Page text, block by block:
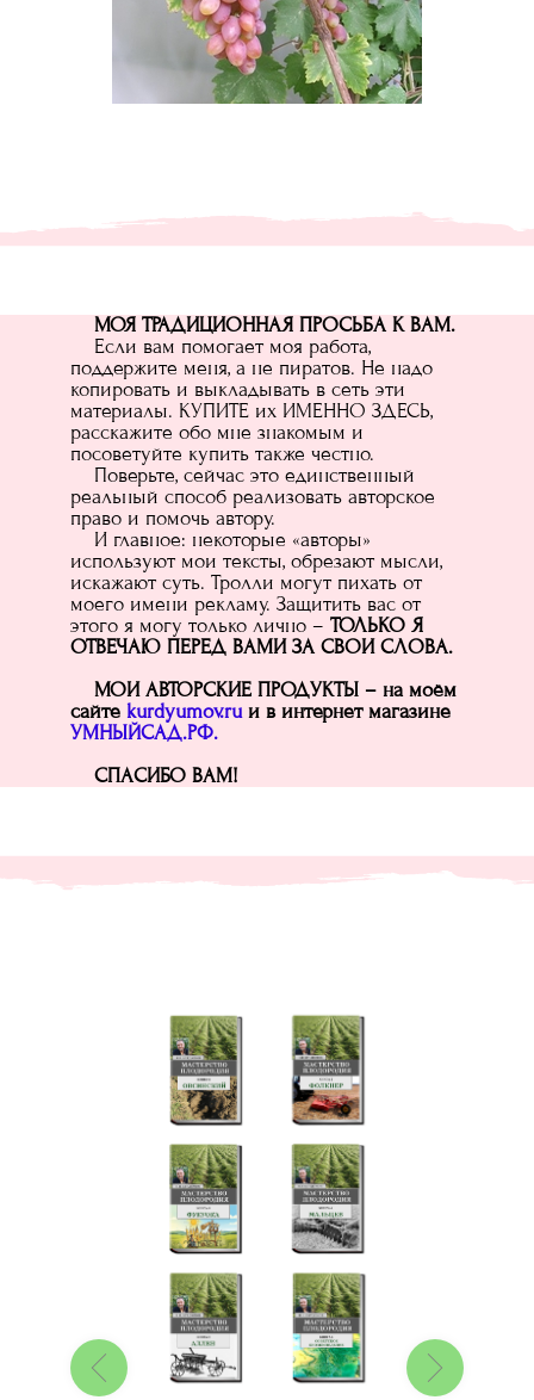
МОЯ ТРАДИЦИОННАЯ ПРОСЬБА К ВАМ.
Если вам помогает моя работа,
поддержите меня, а не пиратов. Не надо
копировать и выкладывать в сеть эти
материалы. КУПИТЕ их ИМЕННО ЗДЕСЬ,
расскажите обо мне знакомым и
посоветуйте купить также честно.
Поверьте, сейчас это единственный
реальный способ реализовать авторское
право и помочь автору.
И главное: некоторые «авторы»
используют мои тексты, обрезают мысли,
искажают суть. Тролли могут пихать от
моего имени рекламу. Защитить вас от
этого я могу только лично – ТОЛЬКО Я
ОТВЕЧАЮ ПЕРЕД ВАМИ ЗА СВОИ СЛОВА.
МОИ АВТОРСКИЕ ПРОДУКТЫ – на моём
сайте kurdyumov.ruи в интернет магазине
УМНЫЙСАД.РФ.
СПАСИБО ВАМ!